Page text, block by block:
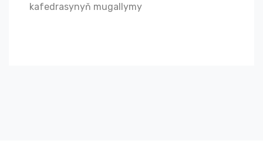
kafedrasynyň mugallymy